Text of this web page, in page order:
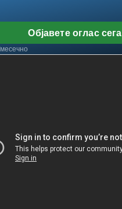
Објавете оглас сега